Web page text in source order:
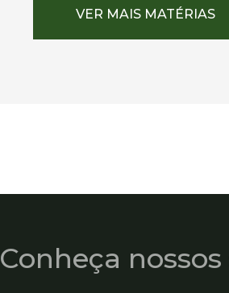
VER MAIS MATÉRIAS
Conheça